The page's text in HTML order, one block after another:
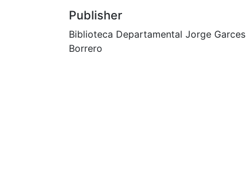
Publisher
Biblioteca Departamental Jorge Garces
Borrero